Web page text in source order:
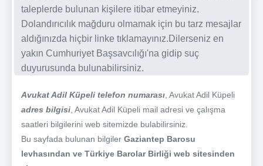
taleplerde bulunan kişilere itibar etmeyiniz.
Dolandırıcılık mağduru olmamak için bu tarz mesajlar
aldığınızda hiçbir linke tıklamayınız.Dilerseniz en
yakın Cumhuriyet Başsavcılığı'na gidip suç
duyurusunda bulunabilirsiniz.
Avukat Adil Küpeli telefon numarası , Avukat Adil Küpeli
adres bilgisi , Avukat Adil Küpeli mail adresi ve çalışma
saatleri bilgilerini web sitemizde bulabilirsiniz.
Bu sayfada bulunan bilgiler Gaziantep Barosu
levhasından ve Türkiye Barolar Birliği web sitesinden